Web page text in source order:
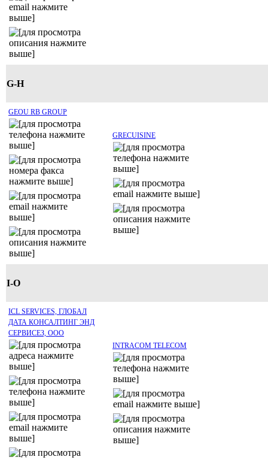
G-H
GEOU RB GROUP
GRECUISINE
I-O
ICL SERVICES, ГЛОБАЛ
ДАТА КОНСАЛТИНГ ЭНД
СЕРВИСЕЗ, ООО
INTRACOM TELECOM